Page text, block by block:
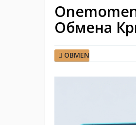
Обмена
OBMEN